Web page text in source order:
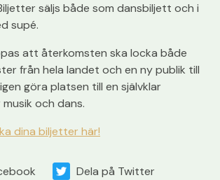
säljs både som dansbiljett och i
supé.
pas att återkomsten ska locka både
från hela landet och en ny publik till
göra platsen till en självklar
och dans.
dina biljetter här!
Dela på Twitter